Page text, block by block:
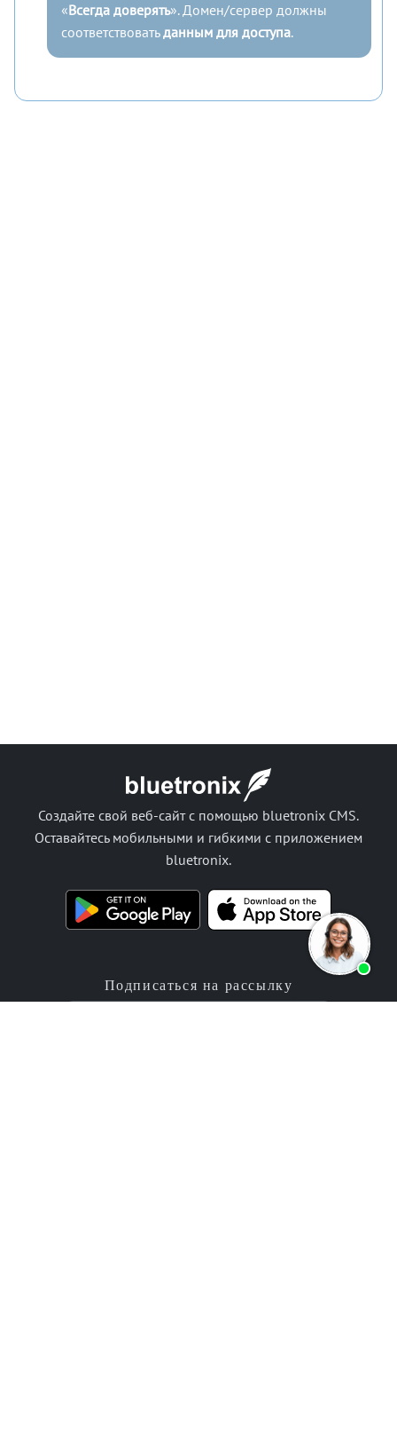
«Всегда доверять». Домен/сервер должны
соответствоватьданным для доступа.
Создайте свой веб-сайт с помощью bluetronix CMS.
Оставайтесь мобильными и гибкими с приложением
bluetronix.
Подписаться на рассылку